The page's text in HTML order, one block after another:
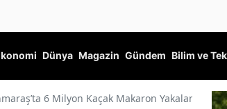
Dünya Magazin Gündem Bilim ve
6 Milyon Kaçak Makaron Yakalandı